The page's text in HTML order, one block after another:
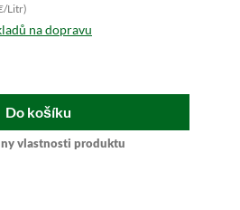
Litr)
na dopravu
Do košíku
vlastnosti produktu